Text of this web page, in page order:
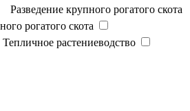
Разведение крупного рогатого скота
рогатого скота
Тепличное растениеводство